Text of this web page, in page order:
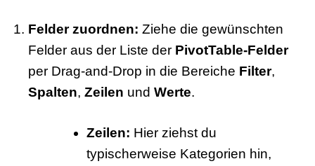
Felder zuordnen: Ziehe die gewünschten
Felder aus der Liste der PivotTable-Felder
per Drag-and-Drop in die Bereiche Filter,
Spalten, Zeilen und Werte.
Zeilen: Hier ziehst du
typischerweise Kategorien hin,